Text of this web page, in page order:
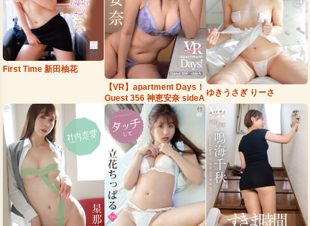
First Time 新田柚花
【VR】apartment Days！
Guest 356 神恵安奈 sideA
ゆきうさぎ りーさ